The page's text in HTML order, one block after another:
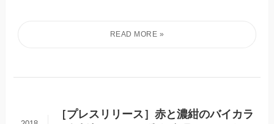
［プレスリリース］赤と濃紺のバイカラ